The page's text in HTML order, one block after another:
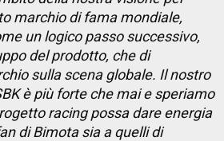
marchio di fama mondiale,
un logico passo successivo,
del prodotto, che di
sulla scena globale. Il nostro
è più forte che mai e speriamo
racing possa dare energia
di Bimota sia a quelli di